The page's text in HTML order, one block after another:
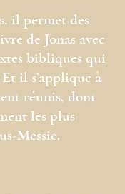
il permet des
de Jonas avec
bibliques qui
il s’applique à
réunis, dont
les plus
Messie.